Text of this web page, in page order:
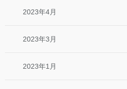
2023年4月
2023年3月
2023年1月